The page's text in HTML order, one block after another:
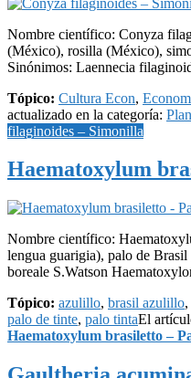
Nombre científico: Conyza
(México), rosilla (México),
Sinónimos: Laennecia
Tópico: Cultura Econ,
actualizado en la categoría:
filaginoides – Simonilla
Haematoxylum
Nombre científico:
lengua guarigia), palo de
boreale S.Watson
Tópico: azulillo, brasil azulillo,
palo de tinte, palo tintaEl
Haematoxylum brasiletto –